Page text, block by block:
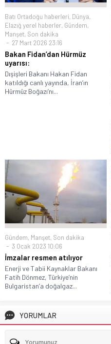
Batı Ortadoğu haberleri, Dünya,
Elazığ yerel haberler, Gündem,
Manşet, Son dakika
27 Mart 2026 23:16
Bakan Fidan’dan Hürmüz
uyarısı:
Dışişleri Bakanı Hakan Fidan
katıldığı canlı yayında, İran’ın
Hürmüz Boğazı’nı...
Gündem, Manşet, Son dakika
3 Ocak 2023 10:06
İmzalar resmen atılıyor
Enerji ve Tabii Kaynaklar Bakanı
Fatih Dönmez, Türkiye’nin
Bulgaristan’a doğalgaz...
YORUMLAR